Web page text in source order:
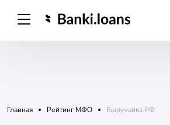
Главная Рейтинг МФО Выручайка.РФ